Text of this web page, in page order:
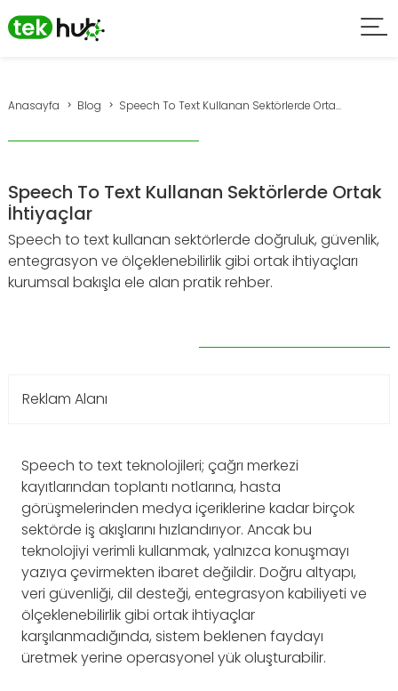
Anasayfa Blog Speech To Text Kullanan Sektörlerde Orta...
Speech To Text Kullanan Sektörlerde Ortak
İhtiyaçlar
Speech to text kullanan sektörlerde doğruluk, güvenlik,
entegrasyon ve ölçeklenebilirlik gibi ortak ihtiyaçları
kurumsal bakışla ele alan pratik rehber.
Reklam Alanı
Speech to text teknolojileri; çağrı merkezi
kayıtlarından toplantı notlarına, hasta
görüşmelerinden medya içeriklerine kadar birçok
sektörde iş akışlarını hızlandırıyor. Ancak bu
teknolojiyi verimli kullanmak, yalnızca konuşmayı
yazıya çevirmekten ibaret değildir. Doğru altyapı,
veri güvenliği, dil desteği, entegrasyon kabiliyeti ve
ölçeklenebilirlik gibi ortak ihtiyaçlar
karşılanmadığında, sistem beklenen faydayı
üretmek yerine operasyonel yük oluşturabilir.